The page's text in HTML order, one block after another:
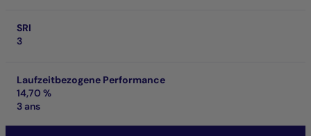
SRI
3
Laufzeitbezogene Performance
14,70 %
3 ans